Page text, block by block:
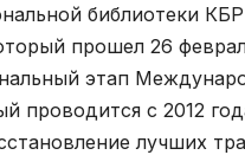
библиотеки
прошел 26
этап
проводится с 2012
лучших